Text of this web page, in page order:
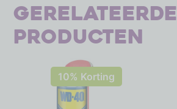
Gerelateerde
producten
10% Korting